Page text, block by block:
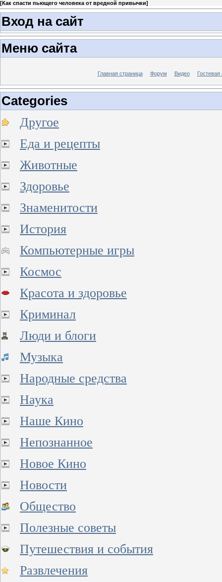
[Как спасти пьющего человека от вредной привычки]
Вход на сайт
Меню сайта
Главная страница Форум Видео Гостевая
Categories
Другое
Еда и рецепты
Животные
Здоровье
Знаменитости
История
Компьютерные игры
Космос
Красота и здоровье
Криминал
Люди и блоги
Музыка
Народные средства
Наука
Наше Кино
Непознанное
Новое Кино
Новости
Общество
Полезные советы
Путешествия и события
Развлечения